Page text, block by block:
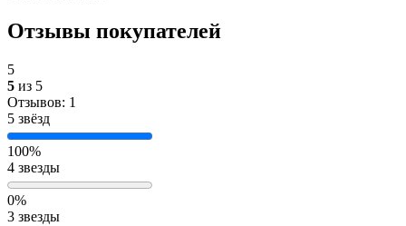
Отзывы покупателей
5
5 из 5
Отзывов: 1
5 звёзд
100%
4 звезды
0%
3 звезды